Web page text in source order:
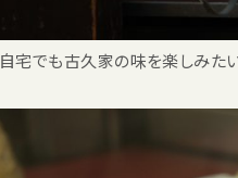
自宅でも古久家の味を楽しみた